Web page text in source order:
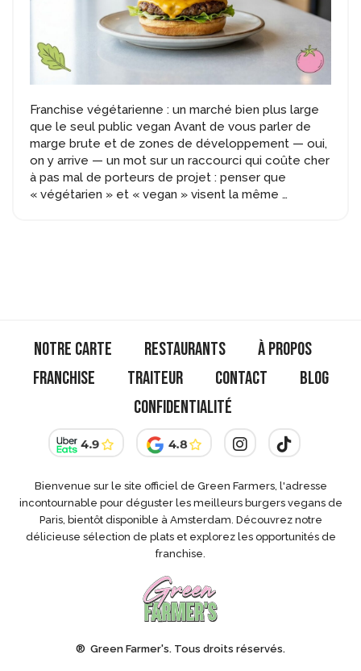
Franchise végétarienne : un marché bien plus large
que le seul public vegan Avant de vous parler de
marge brute et de zones de développement — oui,
on y arrive — un mot sur un raccourci qui coûte cher
à pas mal de porteurs de projet : penser que
« végétarien » et « vegan » visent la même …
paraît
Bienvenue sur le site officiel de Green Farmers, l'adresse
incontournable pour déguster les meilleurs burgers vegans de
Paris, bientôt disponible à Amsterdam. Découvrez notre
délicieuse sélection de plats et explorez les opportunités de
franchise.
® Green Farmer's. Tous droits réservés.
Notre Carte Restaurants
À Propos
Franchise
Traiteur Contact
Blog
Confidentialité